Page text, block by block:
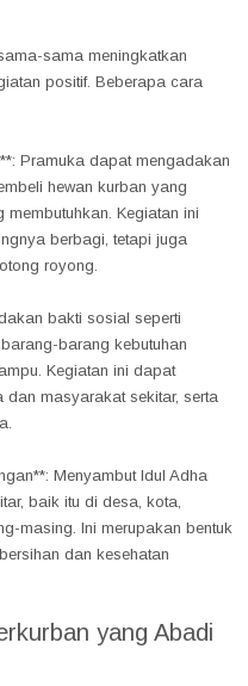
sama meningkatkan
positif. Beberapa cara
Pramuka dapat mengadakan
hewan kurban yang
Kegiatan ini
berbagi, tetapi juga
royong.
bakti sosial seperti
barang kebutuhan
Kegiatan ini dapat
dan masyarakat sekitar, serta
Menyambut Idul Adha
baik itu di desa, kota,
masing. Ini merupakan bentuk
dan kesehatan
yang Abadi